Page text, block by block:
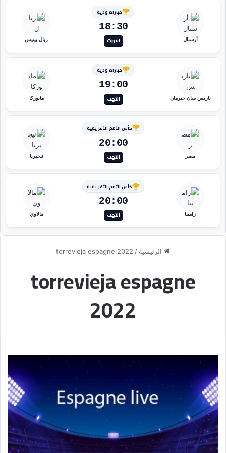
أرسنال
مباراة ودية
18:30
انتهت ريال بيتيس
باريس سان جيرمان
مباراة ودية
19:00
انتهت مايوركا
مصر
كأس الأمم الأفريقية
20:00
انتهت نيجيريا
زامبيا
كأس الأمم الأفريقية
20:00
انتهت مالاوي
الرئيسية /
torrevieja espagne 2022
torrevieja espagne
2022